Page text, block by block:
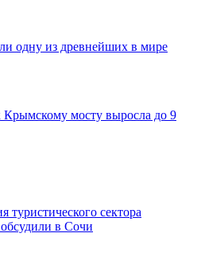
одну из древнейших в мире
Крымскому мосту выросла до 9
туристического сектора
в Сочи